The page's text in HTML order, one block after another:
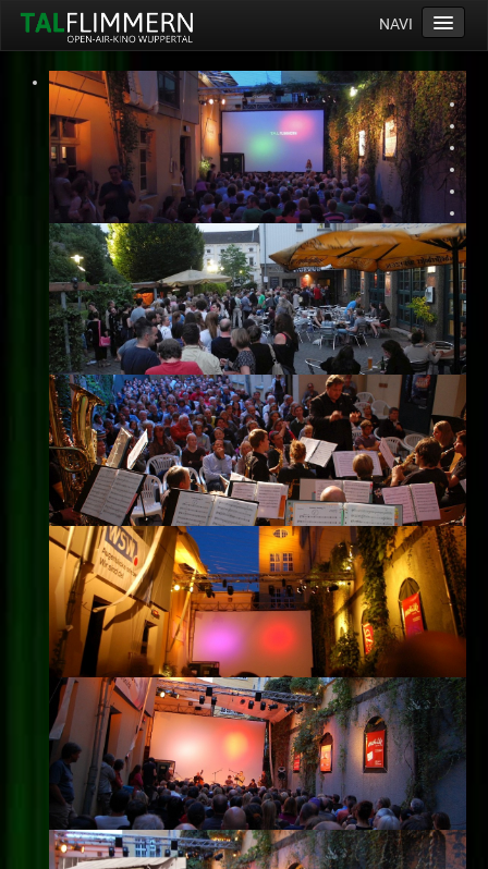
NAVI
Home
Programm
Service
Ticketinfos
Ort
Anreise
Wetter
Kinogutschein
Konzept
Archiv
Kontakt
Impressum
Datenschutz